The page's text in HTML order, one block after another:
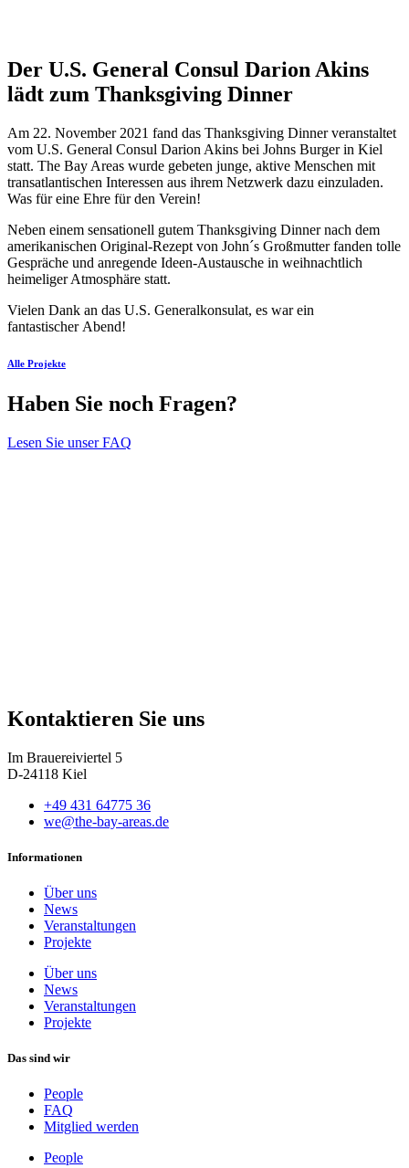
Der U.S. General Consul Darion Akins
lädt zum Thanksgiving Dinner
Am 22. November 2021 fand das Thanksgiving Dinner veranstaltet
vom U.S. General Consul Darion Akins bei Johns Burger in Kiel
statt. The Bay Areas wurde gebeten junge, aktive Menschen mit
transatlantischen Interessen aus ihrem Netzwerk dazu einzuladen.
Was für eine Ehre für den Verein!
Neben einem sensationell gutem Thanksgiving Dinner nach dem
amerikanischen Original-Rezept von John´s Großmutter fanden tolle
Gespräche und anregende Ideen-Austausche in weihnachtlich
heimeliger Atmosphäre statt.
Vielen Dank an das U.S. Generalkonsulat, es war ein
fantastischer Abend!
Alle Projekte
Haben Sie noch Fragen?
Lesen Sie unser FAQ
Kontaktieren Sie uns
Im Brauereiviertel 5
D-24118 Kiel
+49 431 64775 36
we@the-bay-areas.de
Informationen
Über uns
News
Veranstaltungen
Projekte
Über uns
News
Veranstaltungen
Projekte
Das sind wir
People
FAQ
Mitglied werden
People